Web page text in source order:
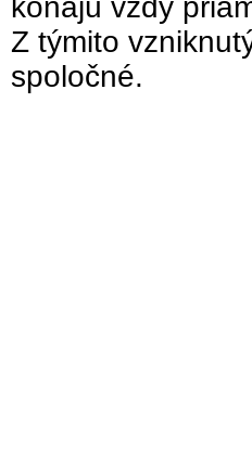
konajú vždy
Z týmito
spoločné.